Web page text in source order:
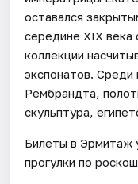
оставался
середине XIX века
коллекции
экспонатов.
Рембрандта,
скульптура,
Билеты в Эрмитаж
прогулки по